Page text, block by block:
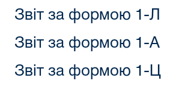
Звіт за формою 1-Л
Звіт за формою 1-А
Звіт за формою 1-Ц